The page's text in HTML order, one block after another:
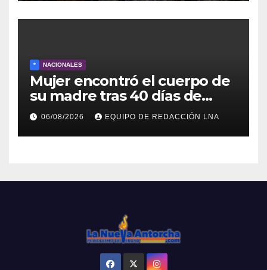
* NACIONALES
Mujer encontró el cuerpo de
su madre tras 40 días de
búsqueda en Tanaguarena
06/08/2026 EQUIPO DE REDACCIÓN LNA